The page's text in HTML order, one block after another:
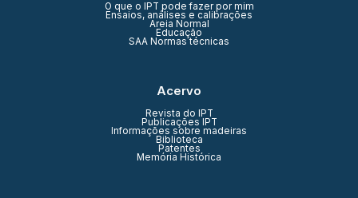
O que o IPT pode fazer por mim
Ensaios, análises e calibrações
Areia Normal
Educação
SAA Normas técnicas
Acervo
Revista do IPT
Publicações IPT
Informações sobre madeiras
Biblioteca
Patentes
Memória Histórica